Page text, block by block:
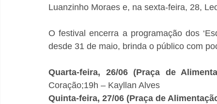
Luanzinho Moraes e, na sexta-feira, 28,
O festival encerra a programação dos
desde 31 de maio, brinda o público com
Quarta-feira, 26/06 (Praça de
Coração;19h – Kayllan Alves
Quinta-feira, 27/06 (Praça de